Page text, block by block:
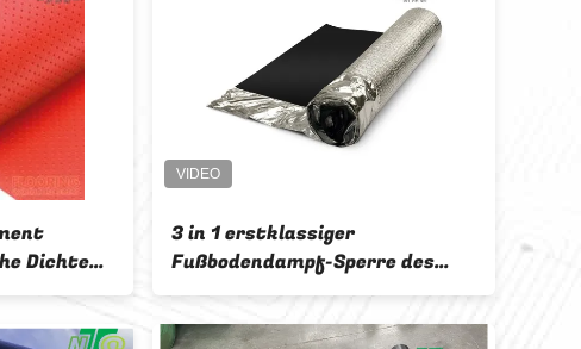
Sperre des
110kg/m3
Akustische Unterlage
110KGS/CBM EVA Foam
Underlayment 2mm mit 40
Mikrometern PET Film-